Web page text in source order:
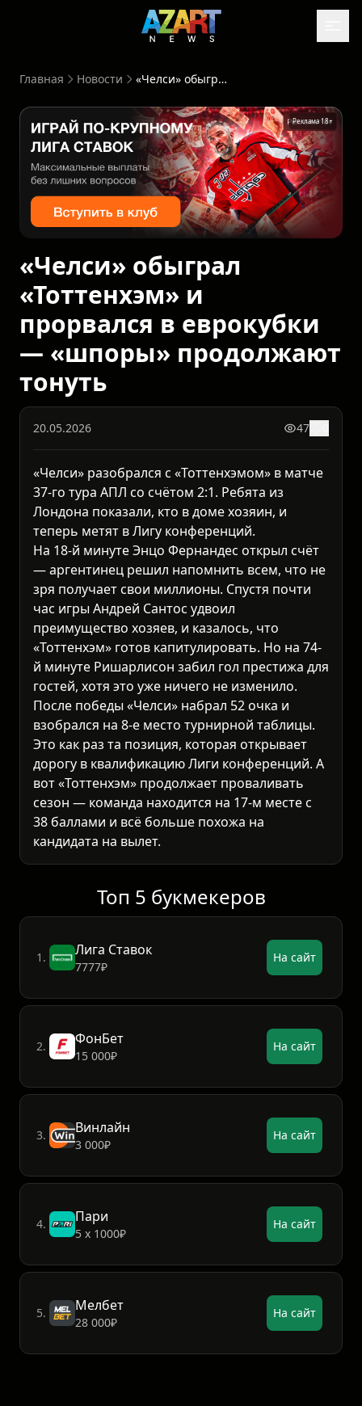
Главная Новости «Челси» обыграл «Тоттенхэм» и прорвался в еврокубки — «шпоры» продолжают тонуть
Реклама 18+
«Челси» обыграл
«Тоттенхэм» и
прорвался в еврокубки
— «шпоры» продолжают
тонуть
20.05.2026 47
«Челси» разобрался с «Тоттенхэмом» в матче
37-го тура АПЛ со счётом 2:1. Ребята из
Лондона показали, кто в доме хозяин, и
теперь метят в Лигу конференций.
На 18-й минуте Энцо Фернандес открыл счёт
— аргентинец решил напомнить всем, что не
зря получает свои миллионы. Спустя почти
час игры Андрей Сантос удвоил
преимущество хозяев, и казалось, что
«Тоттенхэм» готов капитулировать. Но на 74-
й минуте Ришарлисон забил гол престижа для
гостей, хотя это уже ничего не изменило.
После победы «Челси» набрал 52 очка и
взобрался на 8-е место турнирной таблицы.
Это как раз та позиция, которая открывает
дорогу в квалификацию Лиги конференций. А
вот «Тоттенхэм» продолжает проваливать
сезон — команда находится на 17-м месте с
38 баллами и всё больше похожа на
кандидата на вылет.
Топ 5 букмекеров
1. Лига Ставок
7777₽
На сайт
2. ФонБет
15 000₽
На сайт
3. Винлайн
3 000₽
На сайт
4. Пари
5 х 1000₽
На сайт
5. Мелбет
28 000₽
На сайт